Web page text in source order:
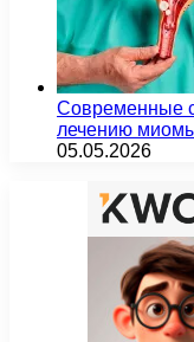
Современные
лечению
05.05.2026